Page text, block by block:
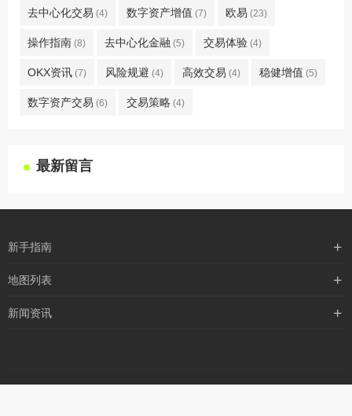
去中心化交易 (4) 数字资产增值 (7) 欧易 (23)
操作指南 (8) 去中心化金融 (5) 交易体验 (4)
OKX资讯 (7) 风险规避 (4) 高效交易 (4) 稳健增值 (5)
数字资产交易 (6) 交易策略 (4)
最新留言
新手指南
购买流程
地图列表
最新文章
robots
新闻资讯